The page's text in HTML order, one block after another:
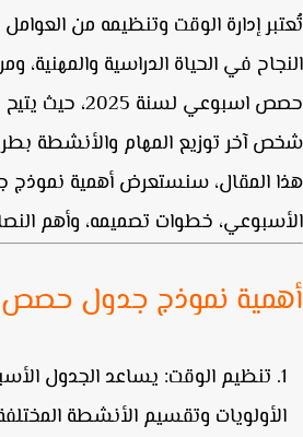
إدارة الوقت وتنظيمه من العوامل
في الحياة الدراسية والمهنية، ومن
اسبوعي لسنة 2025
، حيث يتيح
آخر توزيع المهام والأنشطة
المقال، سنستعرض أهمية نموذج
خطوات تصميمه، وأهم
نموذج جدول حصص
تنظيم الوقت: يساعد الجدول
وتقسيم الأنشطة